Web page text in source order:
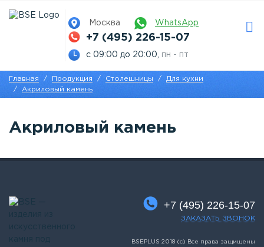
Москва WhatsApp
+7 (495) 226-15-07
с 09:00 до 20:00, пн - пт
Главная Продукция Столешницы
Для кухни
Акриловый камень
Акриловый камень
+7 (495) 226-15-07
ЗАКАЗАТЬ ЗВОНОК
BSEPLUS 2018 (c) Все права защищены